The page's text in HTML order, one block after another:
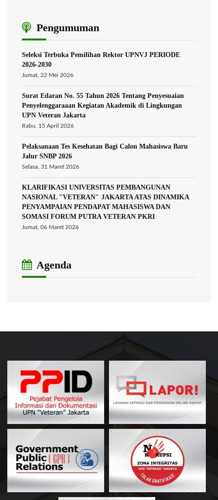
Pengumuman
Seleksi Terbuka Pemilihan Rektor UPNVJ PERIODE
2026-2030
Jumat, 22 Mei 2026
Surat Edaran No. 55 Tahun 2026 Tentang Penyesuaian
Penyelenggaraaan Kegiatan Akademik di Lingkungan
UPN Veteran Jakarta
Rabu, 15 April 2026
Pelaksanaan Tes Kesehatan Bagi Calon Mahasiswa Baru
Jalur SNBP 2026
Selasa, 31 Maret 2026
KLARIFIKASI UNIVERSITAS PEMBANGUNAN
NASIONAL "VETERAN" JAKARTA ATAS DINAMIKA
PENYAMPAIAN PENDAPAT MAHASISWA DAN
SOMASI FORUM PUTRA VETERAN PKRI
Jumat, 06 Maret 2026
Agenda